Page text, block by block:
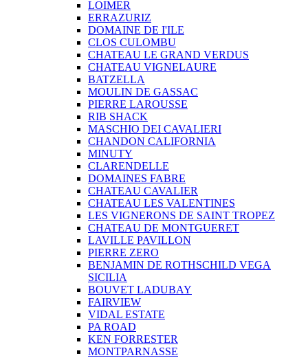
LOIMER
ERRAZURIZ
DOMAINE DE I'ILE
CLOS CULOMBU
CHATEAU LE GRAND VERDUS
CHATEAU VIGNELAURE
BATZELLA
MOULIN DE GASSAC
PIERRE LAROUSSE
RIB SHACK
MASCHIO DEI CAVALIERI
CHANDON CALIFORNIA
MINUTY
CLARENDELLE
DOMAINES FABRE
CHATEAU CAVALIER
CHATEAU LES VALENTINES
LES VIGNERONS DE SAINT TROPEZ
CHATEAU DE MONTGUERET
LAVILLE PAVILLON
PIERRE ZERO
BENJAMIN DE ROTHSCHILD VEGA
SICILIA
BOUVET LADUBAY
FAIRVIEW
VIDAL ESTATE
PA ROAD
KEN FORRESTER
MONTPARNASSE